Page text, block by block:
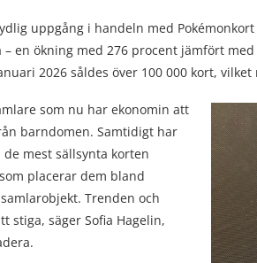
uppgång i handeln med
– en ökning med 276 procent jämfört
2026 såldes över 100 000 kort,
som nu har ekonomin att
barndomen. Samtidigt har
mest sällsynta korten
placerar dem bland
Trenden och
stiga, säger Sofia Hagelin,